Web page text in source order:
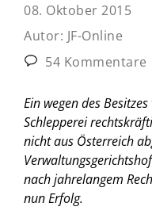
08. Oktober 2015
Autor: JF-Online
54 Kommentare
Ein wegen des
Schlepperei
nicht aus Österreich
nach jahrelangem
nun Erfolg.